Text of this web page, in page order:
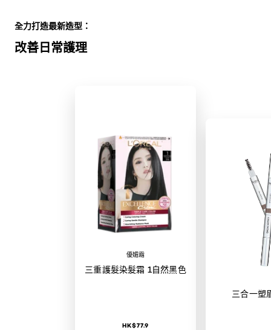
改善日常護理
全力打造最新造型：
優媚霜
三重護髮染髮霜 1自然黑色
HK$77.9
三合一塑